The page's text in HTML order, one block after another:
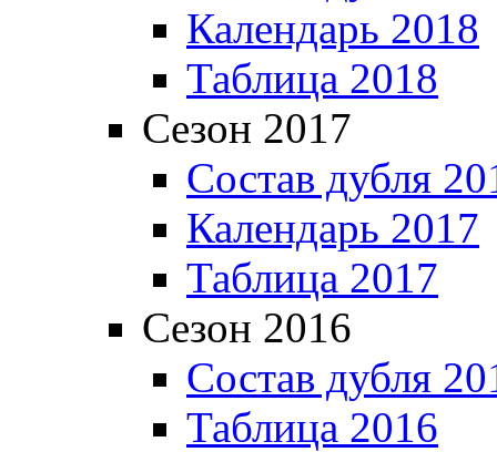
Календарь 2018
Таблица 2018
Сезон 2017
Состав дубля
Календарь 2017
Таблица 2017
Сезон 2016
Состав дубля
Таблица 2016